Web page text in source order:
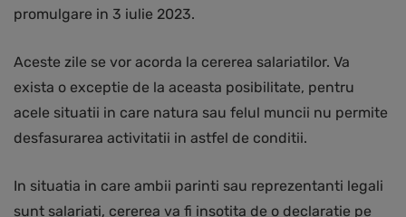
promulgare in 3 iulie 2023.
Aceste zile se vor acorda la cererea salariatilor. Va
exista o exceptie de la aceasta posibilitate, pentru
acele situatii in care natura sau felul muncii nu permite
desfasurarea activitatii in astfel de conditii.
In situatia in care ambii parinti sau reprezentanti legali
sunt salariati, cererea va fi insotita de o declaratie pe